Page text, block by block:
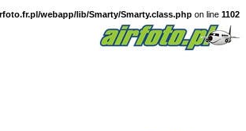
webapp/lib/Smarty/Smarty.class.php on line 1102